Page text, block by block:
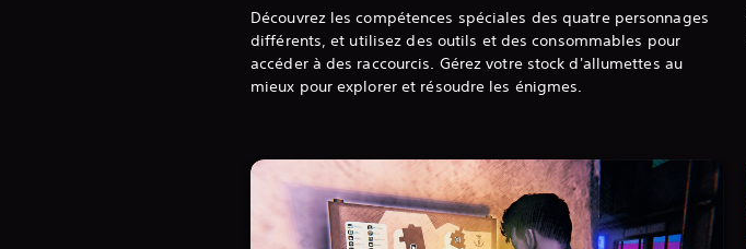
Découvrez les compétences spéciales des quatre personnages
différents, et utilisez des outils et des consommables pour
accéder à des raccourcis. Gérez votre stock d'allumettes au
mieux pour explorer et résoudre les énigmes.